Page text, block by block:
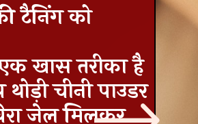
टैनिंग को
खास तरीका है
चीनी पाउडर
जेल मिलकर